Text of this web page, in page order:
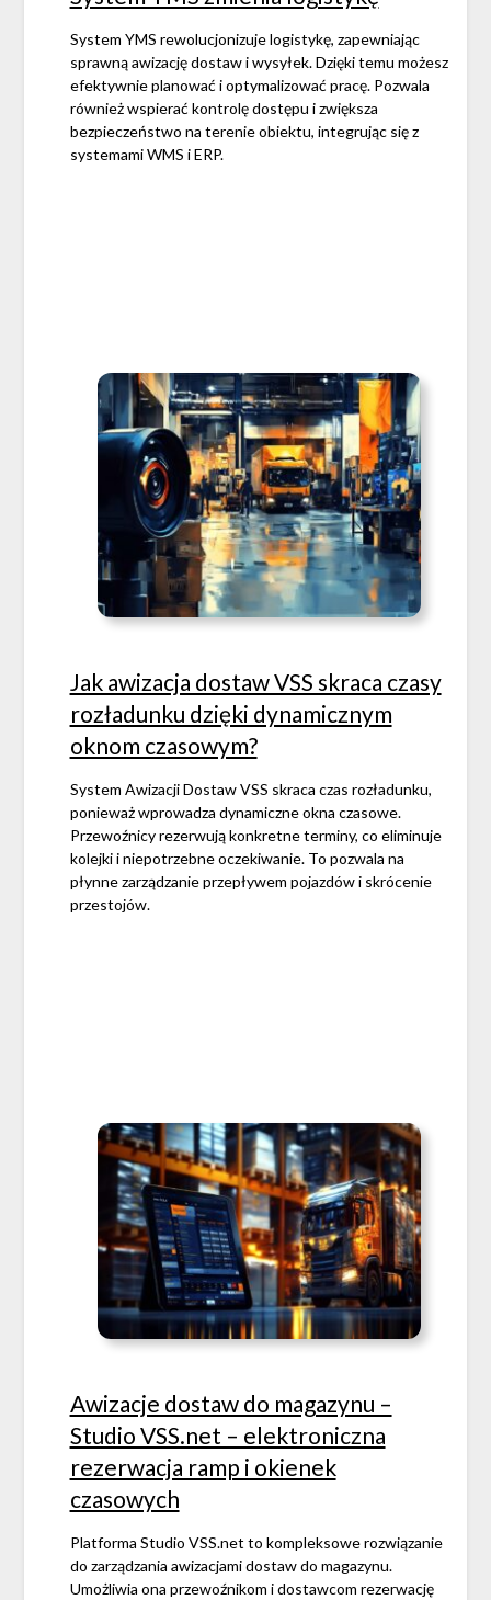
System YMS rewolucjonizuje logistykę, zapewniając
sprawną awizację dostaw i wysyłek. Dzięki temu możesz
efektywnie planować i optymalizować pracę. Pozwala
również wspierać kontrolę dostępu i zwiększa
bezpieczeństwo na terenie obiektu, integrując się z
systemami WMS i ERP.
Jak awizacja dostaw VSS skraca czasy
rozładunku dzięki dynamicznym
oknom czasowym?
System Awizacji Dostaw VSS skraca czas rozładunku,
ponieważ wprowadza dynamiczne okna czasowe.
Przewoźnicy rezerwują konkretne terminy, co eliminuje
kolejki i niepotrzebne oczekiwanie. To pozwala na
płynne zarządzanie przepływem pojazdów i skrócenie
przestojów.
Awizacje dostaw do magazynu –
Studio VSS.net – elektroniczna
rezerwacja ramp i okienek
czasowych
Platforma Studio VSS.net to kompleksowe rozwiązanie
do zarządzania awizacjami dostaw do magazynu.
Umożliwia ona przewoźnikom i dostawcom rezerwację